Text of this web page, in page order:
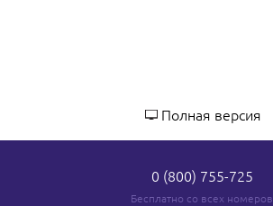
Полная версия
0 (800) 755-725
Бесплатно со всех номеров